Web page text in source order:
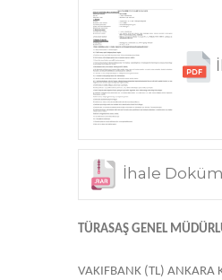
İhale
TÜRASAŞ GENEL
VAKIFBANK (TL)